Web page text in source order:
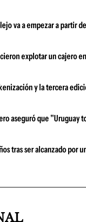
va a empezar a partir
explotar un cajero
y la tercera
aseguró que "Uruguay
tras ser alcanzado por